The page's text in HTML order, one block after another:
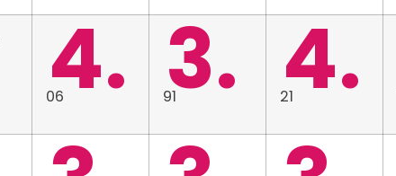
4.
06 3.
91 4.
21